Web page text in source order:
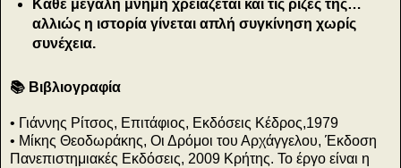
Κάθε μεγάλη μνήμη χρειάζεται και τις ρίζες της…
αλλιώς η ιστορία γίνεται απλή συγκίνηση χωρίς
συνέχεια.
📚 Βιβλιογραφία
• Γιάννης Ρίτσος, Επιτάφιος, Εκδόσεις Κέδρος,1979
• Μίκης Θεοδωράκης, Οι Δρόμοι του Αρχάγγελου, Έκδοση
Πανεπιστημιακές Εκδόσεις, 2009 Κρήτης. Το έργο είναι η